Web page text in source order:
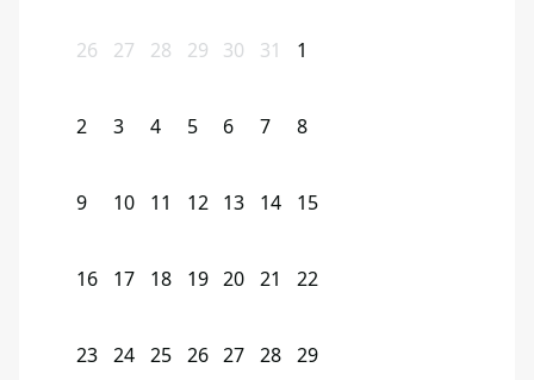
26 27 28 29 30 31 1
2 3 4 5 6 7 8
9 10 11 12 13 14 15
16 17 18 19 20 21 22
23 24 25 26 27 28 29